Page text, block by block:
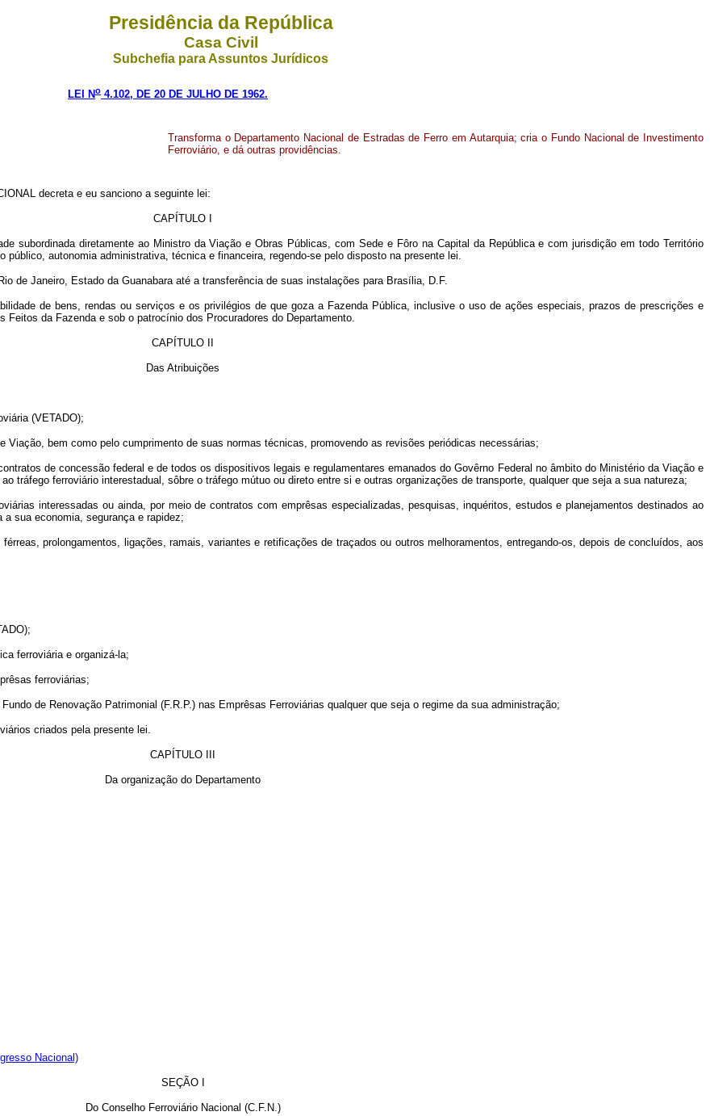
Presidência da República
Casa Civil
Subchefia para Assuntos Jurídicos
LEI No 4.102, DE 20 DE JULHO DE 1962.
Transforma o Departamento Nacional de Estradas de Ferro em Autarquia; cria o Fundo Nacional de Investimento
Ferroviário, e dá outras providências.
decreta e eu sanciono a seguinte lei:
CAPÍTULO I
subordinada diretamente ao Ministro da Viação e Obras Públicas, com Sede e Fôro na Capital da República e com jurisdição em todo Território
autonomia administrativa, técnica e financeira, regendo-se pelo disposto na presente lei.
de Janeiro, Estado da Guanabara até a transferência de suas instalações para Brasília, D.F.
de bens, rendas ou serviços e os privilégios de que goza a Fazenda Pública, inclusive o uso de ações especiais, prazos de prescrições e
da Fazenda e sob o patrocínio dos Procuradores do Departamento.
CAPÍTULO II
Das Atribuições
(VETADO);
Viação, bem como pelo cumprimento de suas normas técnicas, promovendo as revisões periódicas necessárias;
de concessão federal e de todos os dispositivos legais e regulamentares emanados do Govêrno Federal no âmbito do Ministério da Viação e
tráfego ferroviário interestadual, sôbre o tráfego mútuo ou direto entre si e outras organizações de transporte, qualquer que seja a sua natureza;
interessadas ou ainda, por meio de contratos com emprêsas especializadas, pesquisas, inquéritos, estudos e planejamentos destinados ao
sua economia, segurança e rapidez;
prolongamentos, ligações, ramais, variantes e retificações de traçados ou outros melhoramentos, entregando-os, depois de concluídos, aos
ferroviária e organizá-la;
ferroviárias;
de Renovação Patrimonial (F.R.P.) nas Emprêsas Ferroviárias qualquer que seja o regime da sua administração;
criados pela presente lei.
CAPÍTULO III
Da organização do Departamento
Nacional)
SEÇÃO I
Do Conselho Ferroviário Nacional (C.F.N.)